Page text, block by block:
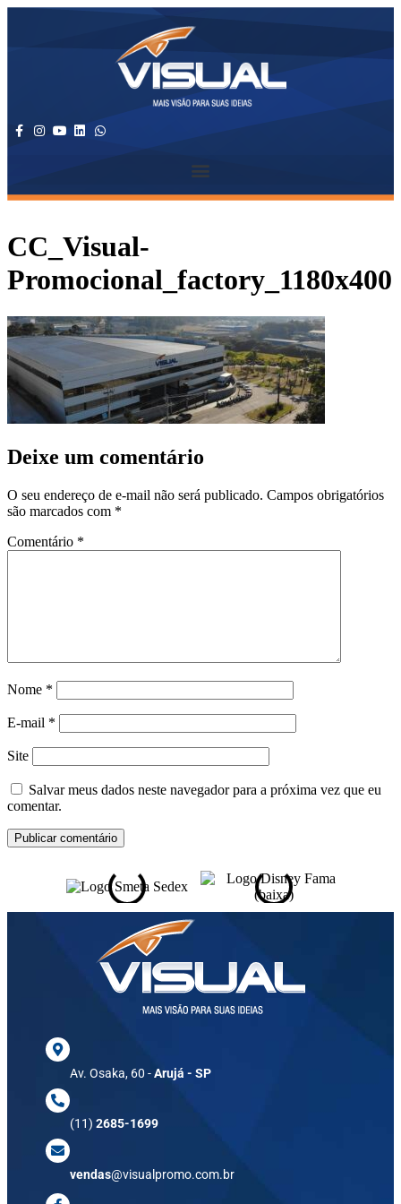
CC_Visual-
Promocional_factory_1180x400
Deixe um comentário
O seu endereço de e-mail não será publicado. Campos obrigatórios
são marcados com *
Comentário *
Nome *
E-mail *
Site
Salvar meus dados neste navegador para a próxima vez que eu
comentar.
Av. Osaka, 60 -Arujá - SP
(11)2685-1699
vendas@visualpromo.com.br